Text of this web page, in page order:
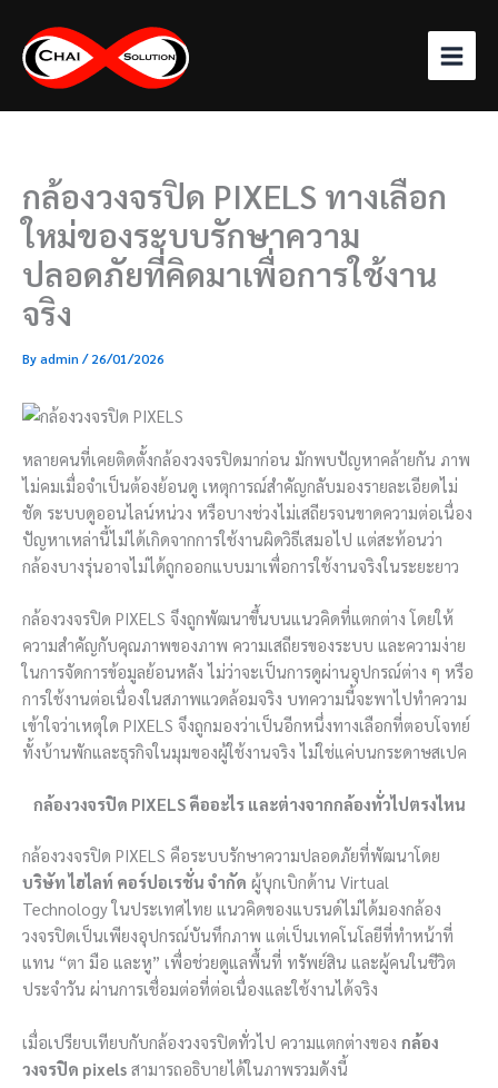
content
กล้องวงจรปิด PIXELS ทางเลือก
ใหม่ของระบบรักษาความ
ปลอดภัยที่คิดมาเพื่อการใช้งาน
จริง
Byadmin /26/01/2026
หลายคนที่เคยติดตั้งกล้องวงจรปิดมาก่อน มักพบปัญหาคล้ายกัน ภาพ
ไม่คมเมื่อจำเป็นต้องย้อนดู เหตุการณ์สำคัญกลับมองรายละเอียดไม่
ชัด ระบบดูออนไลน์หน่วง หรือบางช่วงไม่เสถียรจนขาดความต่อเนื่อง
ปัญหาเหล่านี้ไม่ได้เกิดจากการใช้งานผิดวิธีเสมอไป แต่สะท้อนว่า
กล้องบางรุ่นอาจไม่ได้ถูกออกแบบมาเพื่อการใช้งานจริงในระยะยาว
กล้องวงจรปิด PIXELS จึงถูกพัฒนาขึ้นบนแนวคิดที่แตกต่าง โดยให้
ความสำคัญกับคุณภาพของภาพ ความเสถียรของระบบ และความง่าย
ในการจัดการข้อมูลย้อนหลัง ไม่ว่าจะเป็นการดูผ่านอุปกรณ์ต่าง ๆ หรือ
การใช้งานต่อเนื่องในสภาพแวดล้อมจริง บทความนี้จะพาไปทำความ
เข้าใจว่าเหตุใด PIXELS จึงถูกมองว่าเป็นอีกหนึ่งทางเลือกที่ตอบโจทย์
ทั้งบ้านพักและธุรกิจในมุมของผู้ใช้งานจริง ไม่ใช่แค่บนกระดาษสเปค
กล้องวงจรปิด PIXELS คืออะไร และต่างจากกล้องทั่วไปตรงไหน
กล้องวงจรปิด PIXELS คือระบบรักษาความปลอดภัยที่พัฒนาโดย
บริษัท ไฮไลท์ คอร์ปอเรชั่น จำกัด ผู้บุกเบิกด้าน Virtual
Technology ในประเทศไทย แนวคิดของแบรนด์ไม่ได้มองกล้อง
วงจรปิดเป็นเพียงอุปกรณ์บันทึกภาพ แต่เป็นเทคโนโลยีที่ทำหน้าที่
แทน “ตา มือ และหู” เพื่อช่วยดูแลพื้นที่ ทรัพย์สิน และผู้คนในชีวิต
ประจำวัน ผ่านการเชื่อมต่อที่ต่อเนื่องและใช้งานได้จริง
เมื่อเปรียบเทียบกับกล้องวงจรปิดทั่วไป ความแตกต่างของ กล้อง
วงจรปิด pixels สามารถอธิบายได้ในภาพรวมดังนี้